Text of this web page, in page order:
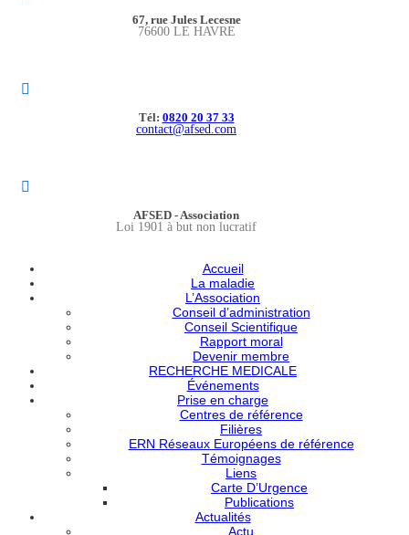
67, rue Jules Lecesne
76600 LE HAVRE
Tél: 0820 20 37 33
contact@afsed.com
AFSED - Association
Loi 1901 à but non lucratif
Accueil
La maladie
L’Association
Conseil d’administration
Conseil Scientifique
Rapport moral
Devenir membre
RECHERCHE MEDICALE
Événements
Prise en charge
Centres de référence
Filières
ERN Réseaux Européens de référence
Témoignages
Liens
Carte D’Urgence
Publications
Actualités
Actu